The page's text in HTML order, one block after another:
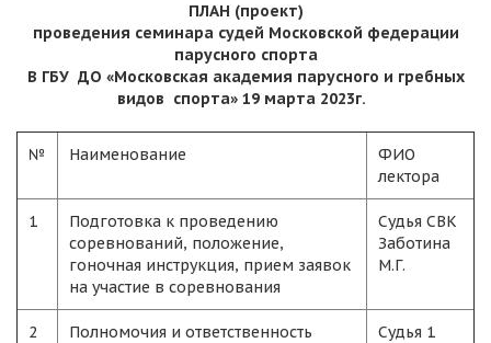
ПЛАН (проект)
проведения семинара судей Московской федерации
парусного спорта
В ГБУ ДО «Московская академия парусного и гребных
видов спорта» 19 марта 2023г.
№ Наименование
ФИО
лектора
1
Подготовка к проведению
соревнований, положение,
гоночная инструкция, прием заявок
на участие в соревнования
Судья СВК
Заботина
М.Г.
2
Полномочия и ответственность
Судья 1